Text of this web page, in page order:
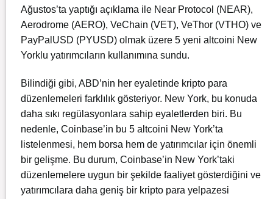
Ağustos’ta yaptığı açıklama ile Near Protocol (NEAR),
Aerodrome (AERO), VeChain (VET), VeThor (VTHO) ve
PayPalUSD (PYUSD) olmak üzere 5 yeni altcoini New
Yorklu yatırımcıların kullanımına sundu.
Bilindiği gibi, ABD’nin her eyaletinde kripto para
düzenlemeleri farklılık gösteriyor. New York, bu konuda
daha sıkı regülasyonlara sahip eyaletlerden biri. Bu
nedenle, Coinbase’in bu 5 altcoini New York’ta
listelenmesi, hem borsa hem de yatırımcılar için önemli
bir gelişme. Bu durum, Coinbase’in New York’taki
düzenlemelere uygun bir şekilde faaliyet gösterdiğini ve
yatırımcılara daha geniş bir kripto para yelpazesi